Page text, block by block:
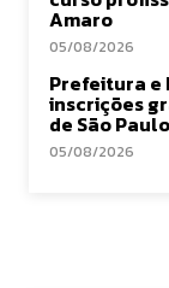
Amaro
05/08/2026
Prefeitura e
inscrições
de São Paulo
05/08/2026